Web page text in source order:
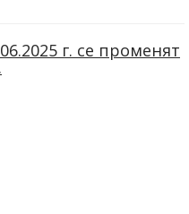
г. се променят